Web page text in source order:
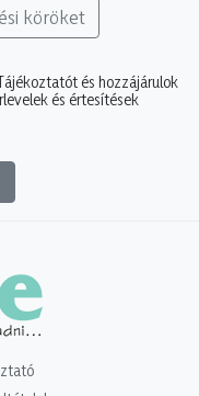
köröket
és hozzájárulok
és értesítések